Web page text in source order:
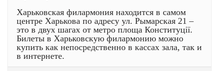
Харьковская филармония находится в самом
центре Харькова по адресу ул. Рымарская 21 –
это в двух шагах от метро площа Конституції.
Билеты в Харьковскую филармонию можно
купить как непосредственно в кассах зала, так и
в интернете.